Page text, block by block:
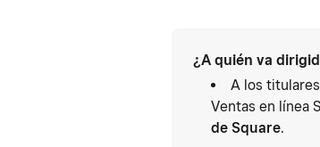
¿A quién va
A los
Ventas en línea
de Square.